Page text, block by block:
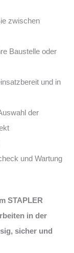
zwischen
Baustelle oder
und in
der
und Wartung
STAPLER
in der
sicher und